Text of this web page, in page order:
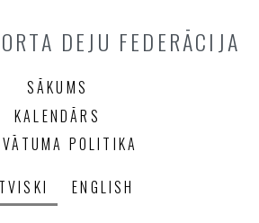
DEJU FEDERĀCIJA
SĀKUMS
KALENDĀRS
POLITIKA
ENGLISH